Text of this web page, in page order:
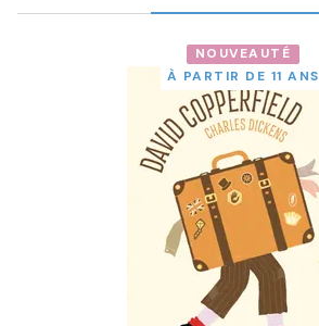
NOUVEAUTÉ
À PARTIR DE 11 ANS